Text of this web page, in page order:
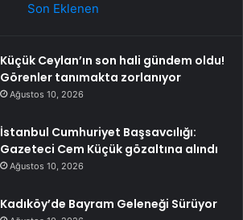
Son Eklenen
Küçük Ceylan’ın son hali gündem oldu!
Görenler tanımakta zorlanıyor
Ağustos 10, 2026
İstanbul Cumhuriyet Başsavcılığı:
Gazeteci Cem Küçük gözaltına alındı
Ağustos 10, 2026
Kadıköy’de Bayram Geleneği Sürüyor